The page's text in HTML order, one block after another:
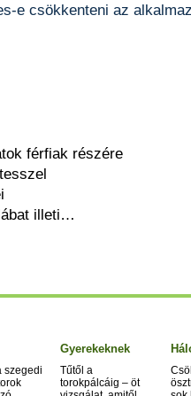
e csökkenteni az
férfiak részére
illeti…
szegedi
Gyerekeknek
Tűtől a
torokpálcáig – öt